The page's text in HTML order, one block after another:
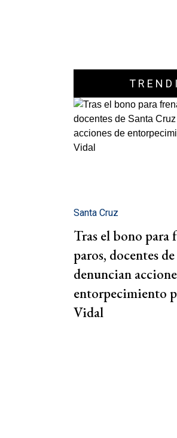
Santa Cruz
Tras el bono para
paros, docentes
denuncian
entorpecimiento
Vidal